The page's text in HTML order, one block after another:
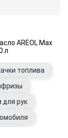
AREOL Max
л
топлива
для рук